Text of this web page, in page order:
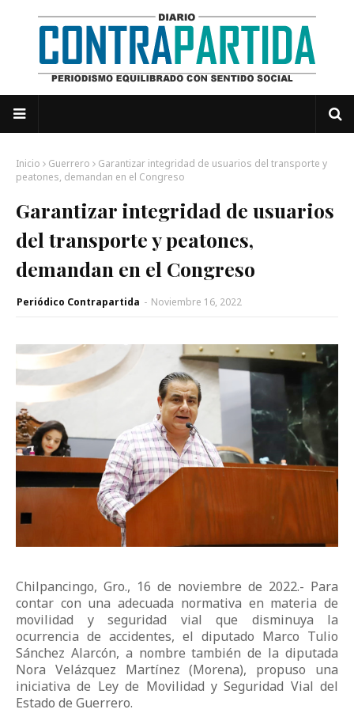
Inicio Guerrero
Garantizar integridad de usuarios del transporte y
peatones, demandan en el Congreso
Garantizar integridad de usuarios
del transporte y peatones,
demandan en el Congreso
Periódico Contrapartida - Noviembre 16, 2022
Chilpancingo, Gro., 16 de noviembre de 2022.- Para
contar con una adecuada normativa en materia de
movilidad y seguridad vial que disminuya la
ocurrencia de accidentes, el diputado Marco Tulio
Sánchez Alarcón, a nombre también de la diputada
Nora Velázquez Martínez (Morena), propuso una
iniciativa de Ley de Movilidad y Seguridad Vial del
Estado de Guerrero.